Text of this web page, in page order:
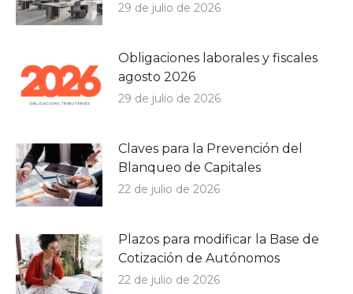
29 de julio de 2026
Obligaciones laborales y fiscales
agosto 2026
29 de julio de 2026
Claves para la Prevención del
Blanqueo de Capitales
22 de julio de 2026
Plazos para modificar la Base de
Cotización de Autónomos
22 de julio de 2026